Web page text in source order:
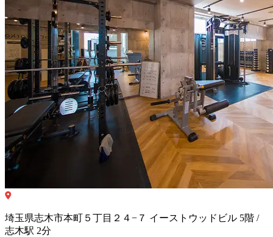
埼玉県志木市本町５丁目２４−７ イーストウッドビル 5階 /
志木駅 2分